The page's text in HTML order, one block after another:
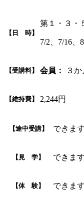
【日 時】
第１・３・
7/2、7/16、
【受講料】 会員： ３
【維持費】 2,244円
【途中受講】 できます
【見 学】 できます
【体 験】 できま